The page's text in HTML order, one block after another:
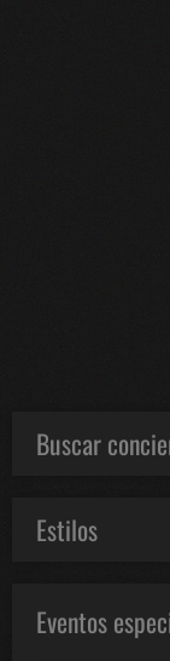
Buscar
Estilos
Eventos